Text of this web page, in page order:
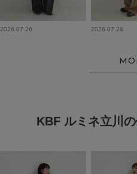
2026.07.26 2026.07.24
KBF ルミネ立川